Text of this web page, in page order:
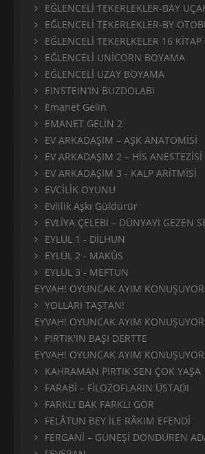
EĞLENCELİ TEKERLEKLER-BAY
EĞLENCELİ TEKERLEKLER-BY
EĞLENCELİ TEKERLKELER 16
EĞLENCELİ UNİCORN BOYAMA
EĞLENCELİ UZAY BOYAMA
EINSTEIN’IN BUZDOLABI
Emanet Gelin
EMANET GELİN 2
EV ARKADAŞIM – AŞK ANATOMİSİ
EV ARKADAŞIM 2 – HİS ANESTEZİSİ
EV ARKADAŞIM 3 - KALP ARİTMİSİ
EVCİLİK OYUNU
Evlilik Aşkı Güldürür
EVLİYA ÇELEBİ – DÜNYAYI GEZEN
EYLÜL 1 - DİLHUN
EYLÜL 2 - MAKÛS
EYLÜL 3 - MEFTUN
EYVAH! OYUNCAK AYIM
YOLLARI TAŞTAN!
EYVAH! OYUNCAK AYIM
PIRTIK'IN BAŞI DERTTE
EYVAH! OYUNCAK AYIM
KAHRAMAN PIRTIK SEN ÇOK YAŞA
FARABİ – FİLOZOFLARIN ÜSTADI
FARKLI BAK FARKLI GÖR
FELÂTUN BEY İLE RÂKIM EFENDİ
FERGANİ – GÜNEŞİ DÖNDÜREN